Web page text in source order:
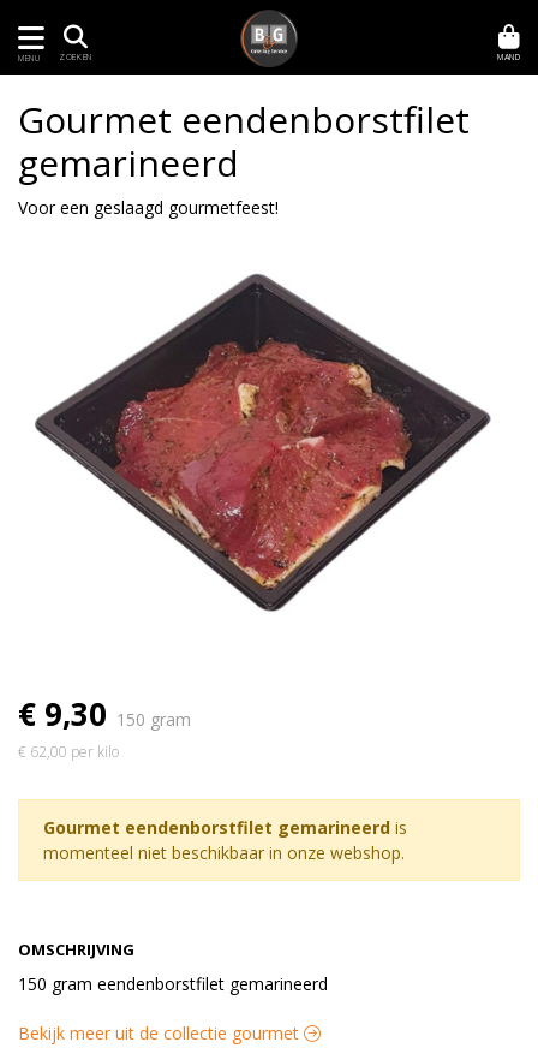
MENU ZOEKEN MAND
OMSCHRIJVING
150 gram eendenborstfilet gemarineerd
Gourmet eendenborstfilet
gemarineerd
Voor een geslaagd gourmetfeest!
€ 9,30 150 gram
€ 62,00 per kilo
Gourmet eendenborstfilet gemarineerd is
momenteel niet beschikbaar in onze webshop.
Bekijk meer uit de collectie gourmet